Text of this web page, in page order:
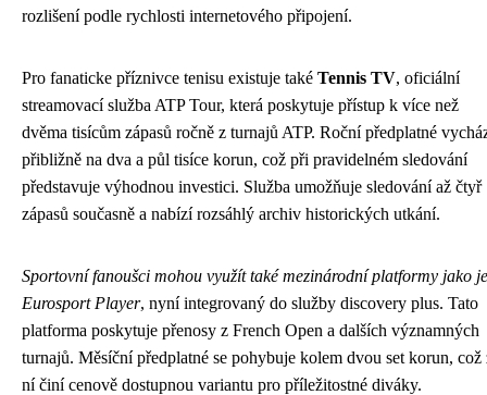
rozlišení podle rychlosti internetového připojení.
Pro fanaticke příznivce tenisu existuje také Tennis TV, oficiální
streamovací služba ATP Tour, která poskytuje přístup k více než
dvěma tisícům zápasů ročně z turnajů ATP. Roční předplatné
přibližně na dva a půl tisíce korun, což při pravidelném sledování
představuje výhodnou investici. Služba umožňuje sledování až čtyř
zápasů současně a nabízí rozsáhlý archiv historických utkání.
Sportovní fanoušci mohou využít také mezinárodní platformy jako je
Eurosport Player, nyní integrovaný do služby discovery plus. Tato
platforma poskytuje přenosy z French Open a dalších významných
turnajů. Měsíční předplatné se pohybuje kolem dvou set korun, což
ní činí cenově dostupnou variantu pro příležitostné diváky.